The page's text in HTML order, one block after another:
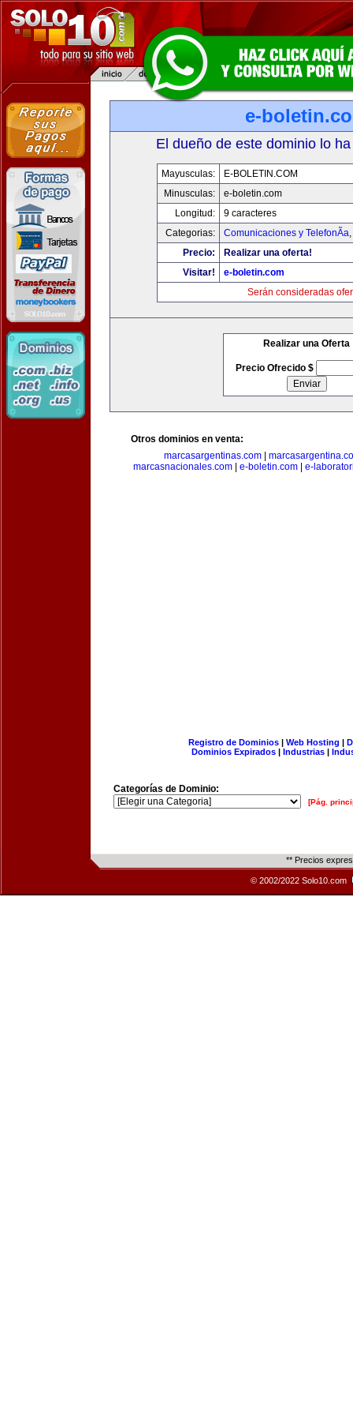
e-
El dueño de este dominio lo
Mayusculas:
E-BOLETIN.COM
Minusculas:
e-boletin.com
Longitud:
9 caracteres
Categorias:
Comunicaciones y TelefonÃ­a,
Precio:
Realizar una oferta!
Visitar!
e-boletin.com
Serán consideradas
Realizar una Oferta
Precio Ofrecido $
Otros dominios en venta:
marcasargentinas.com
marcasnacionales.com| e-boletin.com| e-
Registro de Dominios| Web Hosting |
Dominios Expirados | Industrias |
Categorías de Dominio:
[Pág.
** Precios
© 2002/2022 Solo10.com